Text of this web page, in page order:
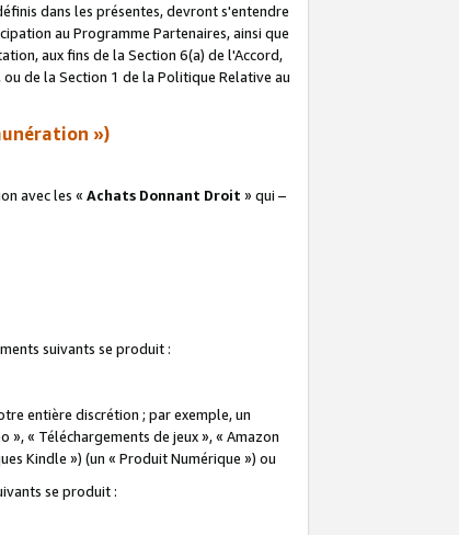
dans les présentes, devront s'entendre
au Programme Partenaires, ainsi que
aux fins de la Section 6(a) de l'Accord,
de la Section 1 de la Politique Relative au
»)
avec les « Achats Donnant Droit » qui –
suivants se produit :
entière discrétion ; par exemple, un
», « Téléchargements de jeux », « Amazon
Kindle ») (un « Produit Numérique ») ou
se produit :